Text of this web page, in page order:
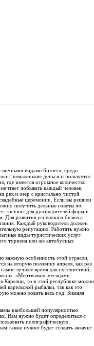
видами бизнеса, среди
немаленькие деньги и пользуется
где имеется огромное количество
побывать каждый человек.
рек и озер с кристально чистой
церемонии. Если вы решили
получить дельные советы по
тренинг для руководителей фирм и
Для развития успешного бизнеса
Каждый руководитель должен
репутацию. Работать нужно
виды туристических услуг.
туризма или же автобусных
важную особенность этой отрасли,
на вторую половину апреля, как раз
лучшее время для путешествий,
«Мертвыми» месяцами
Карелии, то в этой республике можно
карельской рыбалки, так как это
можно ловить весь год. Зимняя
наибольшей популярностью
Вам нужно будет определиться с
полиграфическую
также нужно будет создать аккаунт